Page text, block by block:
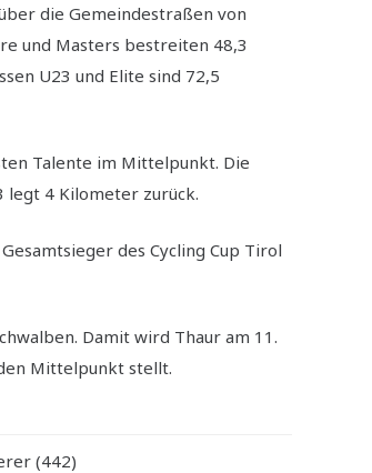
die Gemeindestraßen von
und Masters bestreiten 48,3
U23 und Elite sind 72,5
Talente im Mittelpunkt. Die
legt 4 Kilometer zurück.
des Cycling Cup Tirol
Damit wird Thaur am 11.
Mittelpunkt stellt.
(442)